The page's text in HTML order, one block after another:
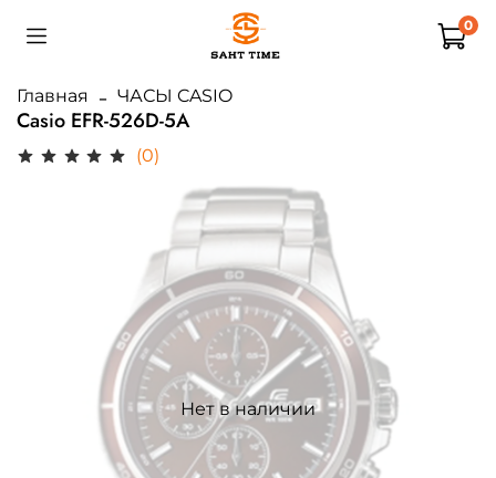
0
Главная ЧАСЫ CASIO
Casio EFR-526D-5A
(0)
Нет в наличии